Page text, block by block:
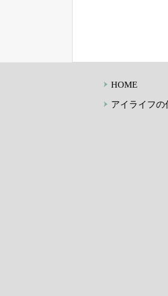
HOME
アイライフの